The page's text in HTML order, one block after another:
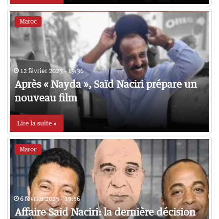
Maroc
12 février 2025 - 19:36
Après « Nayda », Saïd Naciri prépare un
nouveau film
Lire la suite »
Maroc
6 février 2025 - 19:56
Affaire Said Naciri: la dernière décision